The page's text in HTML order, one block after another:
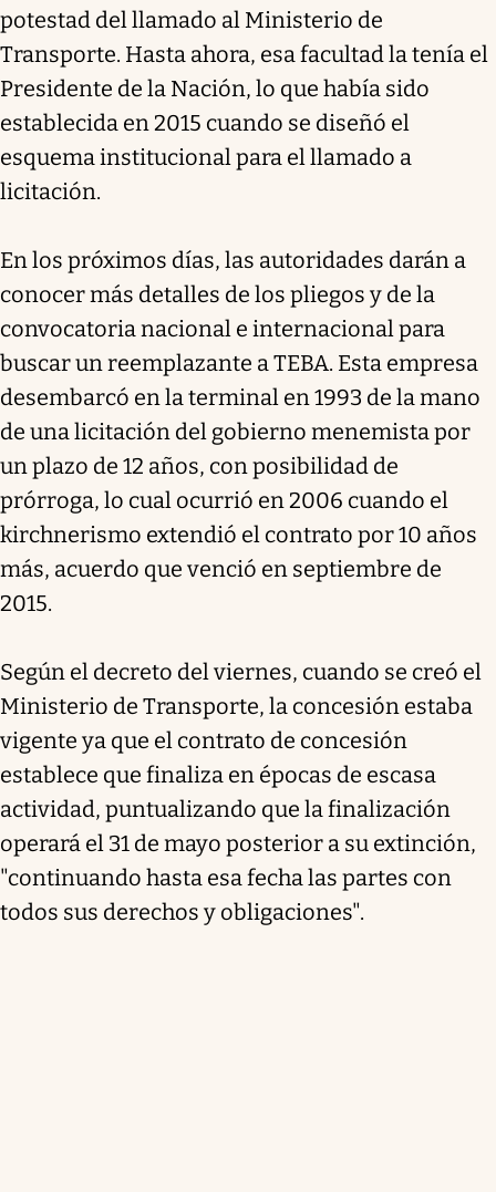
potestad del llamado al Ministerio de
Transporte. Hasta ahora, esa facultad la tenía el
Presidente de la Nación, lo que había sido
establecida en 2015 cuando se diseñó el
esquema institucional para el llamado a
licitación.
En los próximos días, las autoridades darán a
conocer más detalles de los pliegos y de la
convocatoria nacional e internacional para
buscar un reemplazante a TEBA. Esta empresa
desembarcó en la terminal en 1993 de la mano
de una licitación del gobierno menemista por
un plazo de 12 años, con posibilidad de
prórroga, lo cual ocurrió en 2006 cuando el
kirchnerismo extendió el contrato por 10 años
más, acuerdo que venció en septiembre de
2015.
Según el decreto del viernes, cuando se creó el
Ministerio de Transporte, la concesión estaba
vigente ya que el contrato de concesión
establece que finaliza en épocas de escasa
actividad, puntualizando que la finalización
operará el 31 de mayo posterior a su extinción,
"continuando hasta esa fecha las partes con
todos sus derechos y obligaciones".